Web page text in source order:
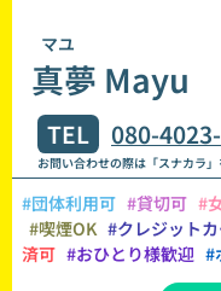
マユ
真夢 Mayu
TEL 080-
お問い合わせの際は「スナカラ
#団体利用可 #貸切可 #
#喫煙OK #クレジット
済可 #おひとり様歓迎 #